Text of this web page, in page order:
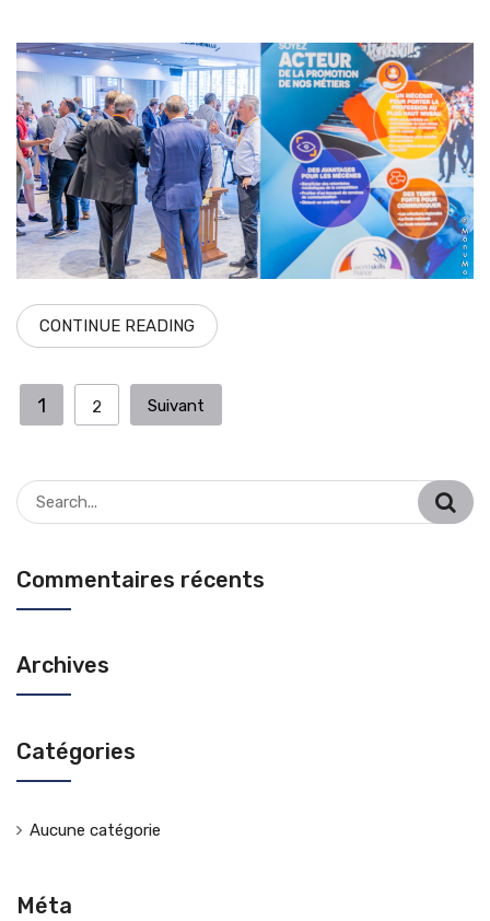
CONTINUE READING
Navigation
articles
1 2 Suivant
Search
for:
Commentaires récents
Archives
Catégories
Aucune catégorie
Méta